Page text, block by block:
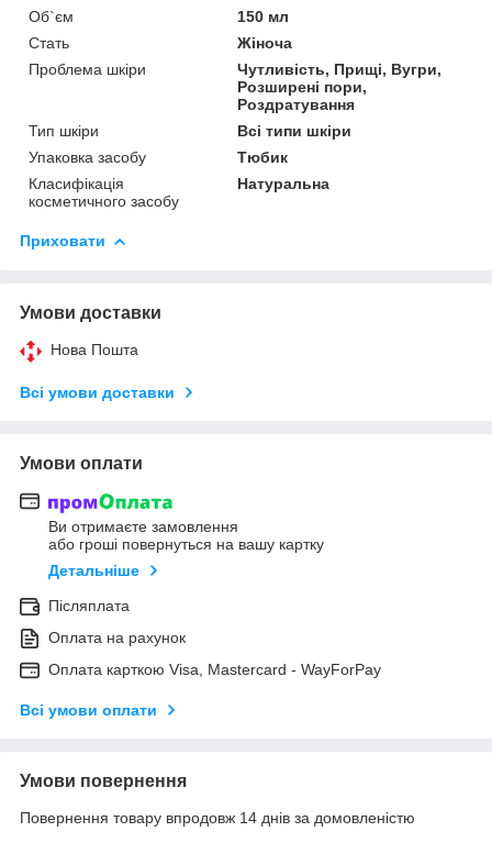
Об`єм
150 мл
Стать
Жіноча
Проблема шкіри
Чутливість, Прищі, Вугри,
Розширені пори,
Роздратування
Тип шкіри
Всі типи шкіри
Упаковка засобу
Тюбик
Класифікація
косметичного засобу
Натуральна
Приховати
Умови доставки
Нова Пошта
Всі умови доставки
Умови оплати
Ви отримаєте замовлення
або гроші повернуться на вашу картку
Детальніше
Післяплата
Оплата на рахунок
Оплата карткою Visa, Mastercard - WayForPay
Всі умови оплати
Умови повернення
Повернення товару впродовж 14 днів за домовленістю